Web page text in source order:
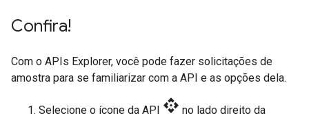
Confira!
Com o APIs Explorer, você pode fazer solicitações de
amostra para se familiarizar com a API e as opções dela.
Selecione o ícone da API api no lado direito da